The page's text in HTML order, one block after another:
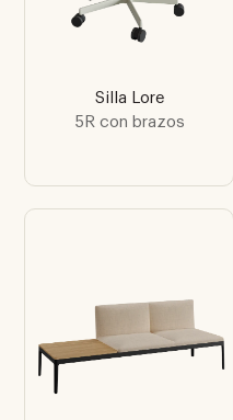
Silla Lore
5R con brazos